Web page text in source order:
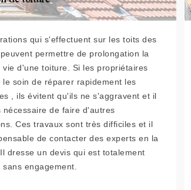
qui s'effectuent sur les toits des
permettre de prolongation la
vie d'une toiture. Si les propriétaires
le soin de réparer rapidement les
, ils évitent qu'ils ne s'aggravent et il
nécessaire de faire d'autres
Ces travaux sont très difficiles et il
de contacter des experts en la
dresse un devis qui est totalement
sans engagement.